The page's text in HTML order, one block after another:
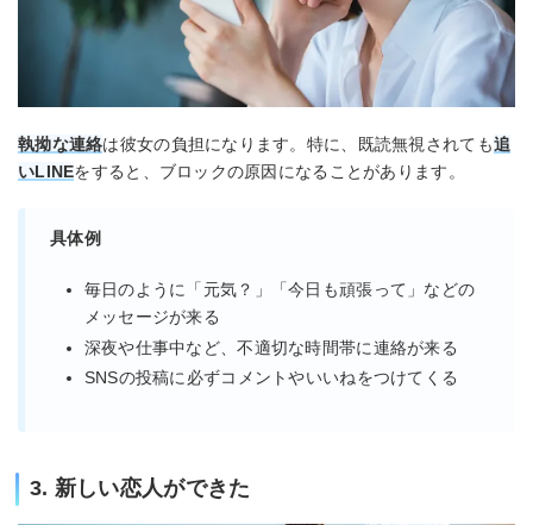
執拗な連絡は彼女の負担になります。特に、既読無視されても追
いLINEをすると、ブロックの原因になることがあります。
具体例
毎日のように「元気？」「今日も頑張って」などの
メッセージが来る
深夜や仕事中など、不適切な時間帯に連絡が来る
SNSの投稿に必ずコメントやいいねをつけてくる
3. 新しい恋人ができた